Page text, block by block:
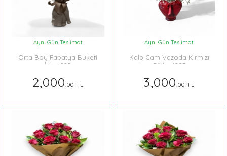
Aynı Gün Teslimat
Orta Boy Papatya Buketi
İthal 022
2,000.00 TL
Aynı Gün Teslimat
Kalp Cam Vazoda Kırmızı
Güller 1295
3,000.00 TL